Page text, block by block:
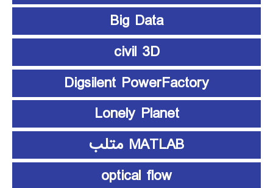
Big Data
civil 3D
Digsilent PowerFactory
Lonely Planet
MATLAB متلب
optical flow